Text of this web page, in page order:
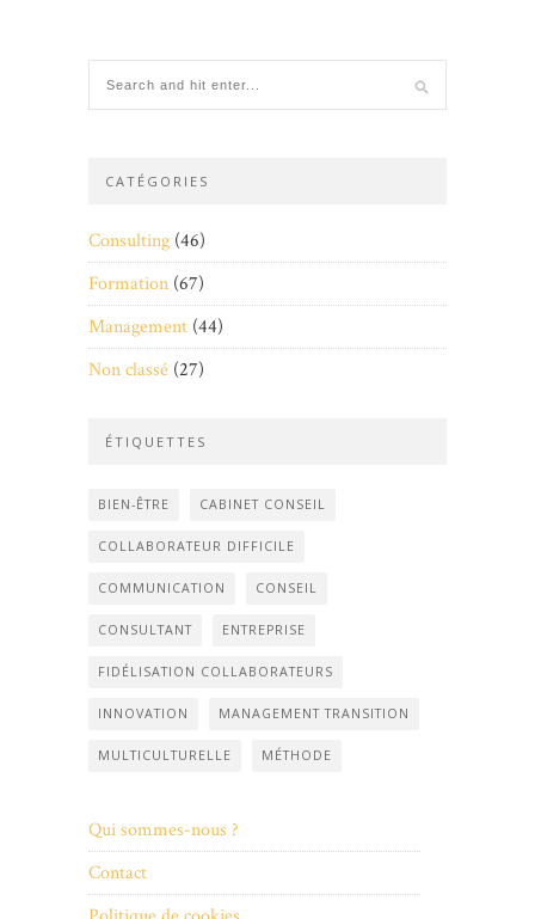
CATÉGORIES
Consulting (46)
Formation (67)
Management (44)
Non classé (27)
ÉTIQUETTES
BIEN-ÊTRE CABINET CONSEIL
COLLABORATEUR DIFFICILE
COMMUNICATION CONSEIL
CONSULTANT ENTREPRISE
FIDÉLISATION COLLABORATEURS
INNOVATION MANAGEMENT TRANSITION
MULTICULTURELLE MÉTHODE
Qui sommes-nous ?
Contact